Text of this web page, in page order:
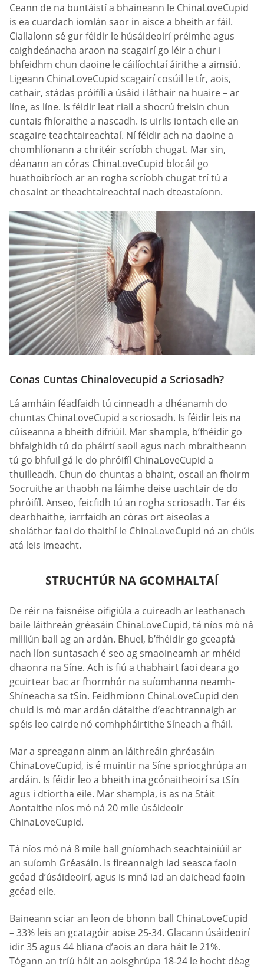
Ceann de na buntáistí a bhaineann le ChinaLoveCupid
is ea cuardach iomlán saor in aisce a bheith ar fáil.
Ciallaíonn sé gur féidir le húsáideoirí préimhe agus
caighdeánacha araon na scagairí go léir a chur i
bhfeidhm chun daoine le cáilíochtaí áirithe a aimsiú.
Ligeann ChinaLoveCupid scagairí cosúil le tír, aois,
cathair, stádas próifílí a úsáid i láthair na huaire – ar
líne, as líne. Is féidir leat riail a shocrú freisin chun
cuntais fhíoraithe a nascadh. Is uirlis iontach eile an
scagaire teachtaireachtaí. Ní féidir ach na daoine a
chomhlíonann a chritéir scríobh chugat. Mar sin,
déanann an córas ChinaLoveCupid blocáil go
huathoibríoch ar an rogha scríobh chugat trí tú a
chosaint ar theachtaireachtaí nach dteastaíonn.
Conas Cuntas Chinalovecupid a Scriosadh?
Lá amháin féadfaidh tú cinneadh a dhéanamh do
chuntas ChinaLoveCupid a scriosadh. Is féidir leis na
cúiseanna a bheith difriúil. Mar shampla, b’fhéidir go
bhfaighidh tú do pháirtí saoil agus nach mbraitheann
tú go bhfuil gá le do phróifíl ChinaLoveCupid a
thuilleadh. Chun do chuntas a bhaint, oscail an fhoirm
Socruithe ar thaobh na láimhe deise uachtair de do
phróifíl. Anseo, feicfidh tú an rogha scriosadh. Tar éis
dearbhaithe, iarrfaidh an córas ort aiseolas a
sholáthar faoi do thaithí le ChinaLoveCupid nó an chúis
atá leis imeacht.
STRUCHTÚR NA GCOMHALTAÍ
De réir na faisnéise oifigiúla a cuireadh ar leathanach
baile láithreán gréasáin ChinaLoveCupid, tá níos mó ná
milliún ball ag an ardán. Bhuel, b’fhéidir go gceapfá
nach líon suntasach é seo ag smaoineamh ar mhéid
dhaonra na Síne. Ach is fiú a thabhairt faoi deara go
gcuirtear bac ar fhormhór na suíomhanna neamh-
Shíneacha sa tSín. Feidhmíonn ChinaLoveCupid den
chuid is mó mar ardán dátaithe d’eachtrannaigh ar
spéis leo cairde nó comhpháirtithe Síneach a fháil.
Mar a spreagann ainm an láithreáin ghréasáin
ChinaLoveCupid, is é muintir na Síne spriocghrúpa an
ardáin. Is féidir leo a bheith ina gcónaitheoirí sa tSín
agus i dtíortha eile. Mar shampla, is as na Stáit
Aontaithe níos mó ná 20 míle úsáideoir
ChinaLoveCupid.
Tá níos mó ná 8 míle ball gníomhach seachtainiúil ar
an suíomh Gréasáin. Is fireannaigh iad seasca faoin
gcéad d’úsáideoirí, agus is mná iad an daichead faoin
gcéad eile.
Baineann sciar an leon de bhonn ball ChinaLoveCupid
– 33% leis an gcatagóir aoise 25-34. Glacann úsáideoirí
idir 35 agus 44 bliana d’aois an dara háit le 21%.
Tógann an tríú háit an aoisghrúpa 18-24 le hocht déag